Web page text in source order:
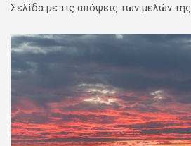
Σελίδα με τις απόψεις των μελών